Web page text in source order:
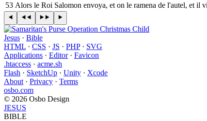
53 Alors le Roi Salomon envoya, et on le ramena de l'autel, et il
Jesus · Bible
HTML · CSS · JS · PHP· SVG
Applications · Editor· Favicon
.htaccess · acme.sh
Flash · SketchUp · Unity · Xcode
About · Privacy · Terms
osbo.com
© 2026 Osbo Design
JESUS
BIBLE